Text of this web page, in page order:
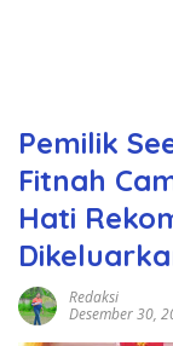
Pemilik
Fitnah
Hati
Redaksi
Desember 30,